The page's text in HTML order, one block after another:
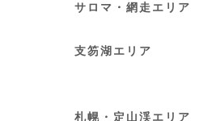
サロマ・網走エリア
支笏湖エリア
札幌・定山渓エリア